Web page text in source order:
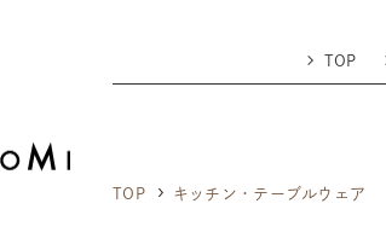
TOP
TOP キッチン・テーブルウェア